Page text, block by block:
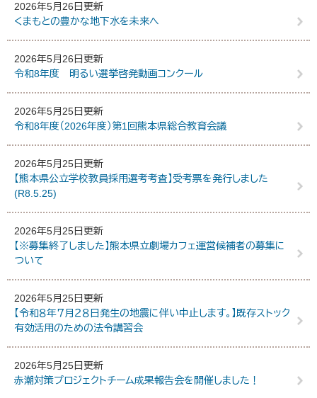
2026年5月26日更新
くまもとの豊かな地下水を未来へ
2026年5月26日更新
令和8年度 明るい選挙啓発動画コンクール
2026年5月25日更新
令和8年度（2026年度）第1回熊本県総合教育会議
2026年5月25日更新
【熊本県公立学校教員採用選考考査】受考票を発行しました
(R8.5.25)
2026年5月25日更新
【※募集終了しました】熊本県立劇場カフェ運営候補者の募集に
ついて
2026年5月25日更新
【令和８年７月２８日発生の地震に伴い中止します。】既存ストック
有効活用のための法令講習会
2026年5月25日更新
赤潮対策プロジェクトチーム成果報告会を開催しました！